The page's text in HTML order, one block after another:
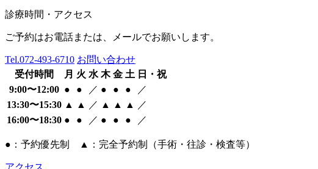
診療時間・アクセス
ご予約はお電話または、メールでお願いします。
Tel.072-493-6710 お問い合わせ
受付時間
月 火 水 木 金 土 日・祝
9:00〜12:00 ● ● ／ ● ● ●
／
13:30〜15:30 ▲ ▲ ／ ▲ ▲ ▲
／
16:00〜18:30 ● ● ／ ● ● ● ／
●：予約優先制 ▲：完全予約制（手術・往診・検査等）
アクセス